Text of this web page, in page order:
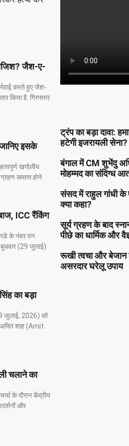
जैश-ए-
करते हुए जैश-
किया है. गिरफ्तार
इसके
खगोलीय
समाप्त होने
ICC रैंकिंग
के नंबर वन
(29 जुलाई)
का बड़ा
जुलाई, 2026) को
अमित शाह (Amit
चलाने का
के दौरान केंद्रीय
और
ट्रंप का बड़ा दावा:
हटेगी इजरायली सेना?
बंगाल में CM शुभेंदु
मोहम्मद का संदिग्ध
संसद में राहुल गांधी
क्या कहा?
सूर्य ग्रहण के बाद
पीछे का धार्मिक और
रूखी त्वचा और बेजान
असरदार घरेलू उपाय